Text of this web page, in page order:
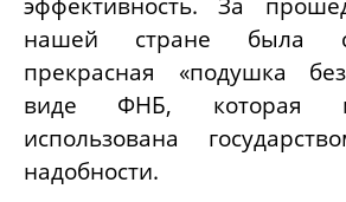
нашей стране была
прекрасная «подушка
виде ФНБ, которая
использована
надобности.